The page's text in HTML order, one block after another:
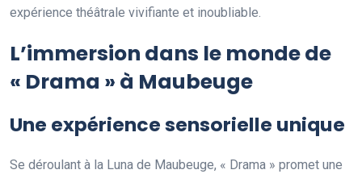
expérience théâtrale vivifiante et inoubliable.
L’immersion dans le monde de
« Drama » à Maubeuge
Une expérience sensorielle unique
Se déroulant à la Luna de Maubeuge, « Drama » promet une